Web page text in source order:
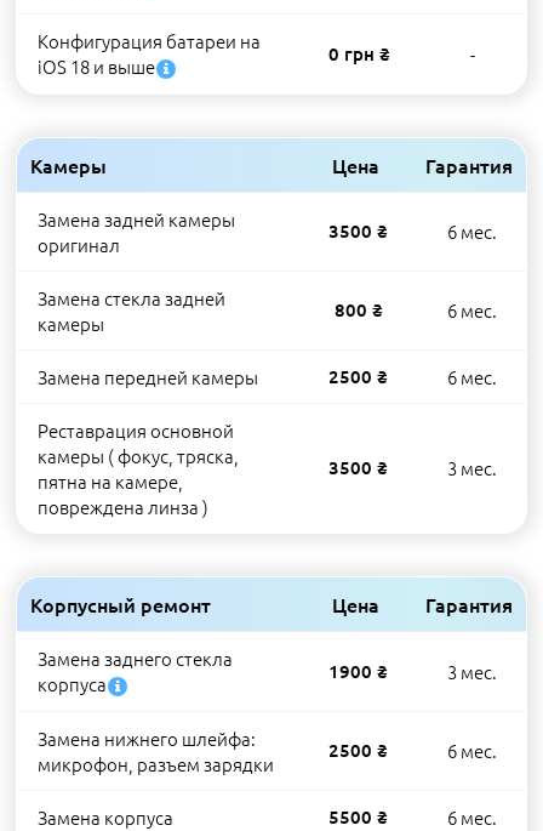
Конфигурация батареи на
iOS 18 и выше
0 грн ₴ -
Камеры Цена Гарантия
Замена задней камеры
оригинал
3500 ₴ 6 мес.
Замена стекла задней
камеры
800 ₴ 6 мес.
Замена передней камеры 2500 ₴ 6 мес.
Реставрация основной
камеры ( фокус, тряска,
пятна на камере,
повреждена линза )
3500 ₴ 3 мес.
Корпусный ремонт Цена Гарантия
Замена заднего стекла
корпуса
1900 ₴ 3 мес.
Замена нижнего шлейфа:
микрофон, разъем зарядки
2500 ₴ 6 мес.
Замена корпуса 5500 ₴ 6 мес.